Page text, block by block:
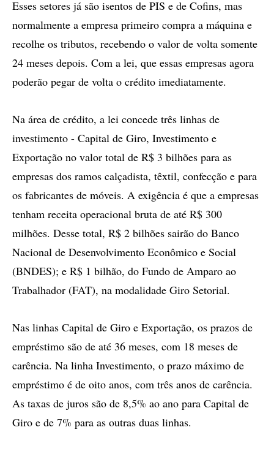
Esses setores já são isentos de PIS e de Cofins, mas
normalmente a empresa primeiro compra a máquina e
recolhe os tributos, recebendo o valor de volta somente
24 meses depois. Com a lei, que essas empresas agora
poderão pegar de volta o crédito imediatamente.
Na área de crédito, a lei concede três linhas de
investimento - Capital de Giro, Investimento e
Exportação no valor total de R$ 3 bilhões para as
empresas dos ramos calçadista, têxtil, confecção e para
os fabricantes de móveis. A exigência é que a empresas
tenham receita operacional bruta de até R$ 300
milhões. Desse total, R$ 2 bilhões sairão do Banco
Nacional de Desenvolvimento Econômico e Social
(BNDES); e R$ 1 bilhão, do Fundo de Amparo ao
Trabalhador (FAT), na modalidade Giro Setorial.
Nas linhas Capital de Giro e Exportação, os prazos de
empréstimo são de até 36 meses, com 18 meses de
carência. Na linha Investimento, o prazo máximo de
empréstimo é de oito anos, com três anos de carência.
As taxas de juros são de 8,5% ao ano para Capital de
Giro e de 7% para as outras duas linhas.